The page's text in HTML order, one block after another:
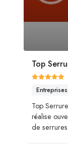
Top
Entreprises
Top
réalise
de